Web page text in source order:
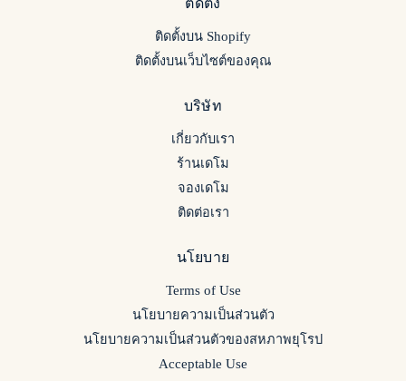
ติดตั้ง
ติดตั้งบน Shopify
ติดตั้งบนเว็บไซต์ของคุณ
บริษัท
เกี่ยวกับเรา
ร้านเดโม
จองเดโม
ติดต่อเรา
นโยบาย
Terms of Use
นโยบายความเป็นส่วนตัว
นโยบายความเป็นส่วนตัวของสหภาพยุโรป
Acceptable Use